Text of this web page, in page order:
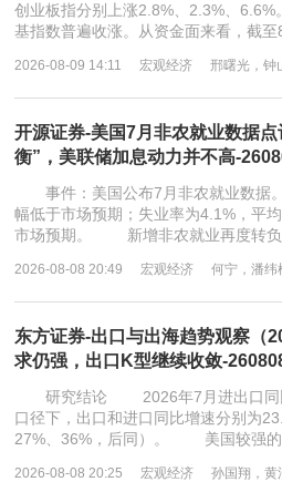
创业板指分别上涨2.8%、2.3%、
基指数普遍收涨。从资金面来看，截
2026-08-09 14:11 宏观经济 邢曙光，钟
开源证券-美国7月非农就业数据
衡”，美联储加息动力并不高-
事件：美国公布7月非农就业数据
幅低于市场预期；失业率为4.1%，平
市场预期。 新增非农就业再度转负
2026-08-08 20:49 宏观经济 何宁，潘纬
东方证券-出口与出海趋势观察（
求仍强，出口K型继续收敛-
研究结论 2026年7月进出口同比
口径下，出口和进口同比增速分别为
27%、36%，后同）。 美国较强的
2026-08-08 20:25 宏观经济 孙国翔，黄